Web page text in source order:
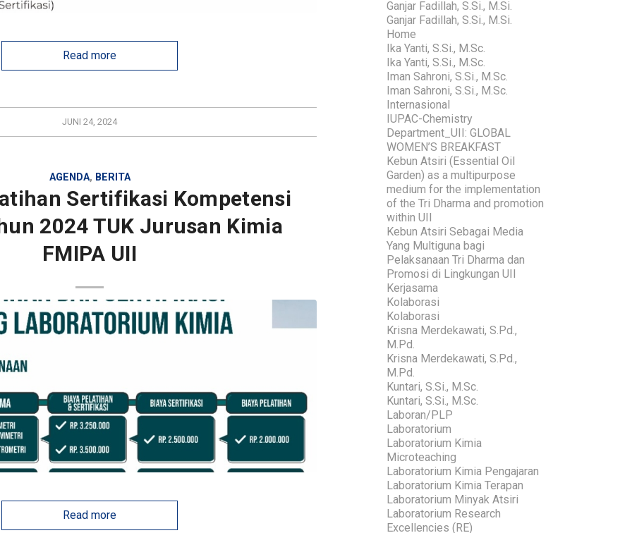
Read more
JUNI 24, 2024
AGENDA, BERITA
Sertifikasi Kompetensi
2024 TUK Jurusan Kimia
FMIPA UII
Read more
Ganjar Fadillah, S.Si., M.Si.
Ganjar Fadillah, S.Si., M.Si.
Home
Ika Yanti, S.Si., M.Sc.
Ika Yanti, S.Si., M.Sc.
Iman Sahroni, S.Si., M.Sc.
Iman Sahroni, S.Si., M.Sc.
Internasional
IUPAC-Chemistry
Department_UII: GLOBAL
WOMEN’S BREAKFAST
Kebun Atsiri (Essential Oil
Garden) as a multipurpose
medium for the implementation
of the Tri Dharma and promotion
within UII
Kebun Atsiri Sebagai Media
Yang Multiguna bagi
Pelaksanaan Tri Dharma dan
Promosi di Lingkungan UII
Kerjasama
Kolaborasi
Kolaborasi
Krisna Merdekawati, S.Pd.,
M.Pd.
Krisna Merdekawati, S.Pd.,
M.Pd.
Kuntari, S.Si., M.Sc.
Kuntari, S.Si., M.Sc.
Laboran/PLP
Laboratorium
Laboratorium Kimia
Microteaching
Laboratorium Kimia Pengajaran
Laboratorium Kimia Terapan
Laboratorium Minyak Atsiri
Laboratorium Research
Excellencies (RE)